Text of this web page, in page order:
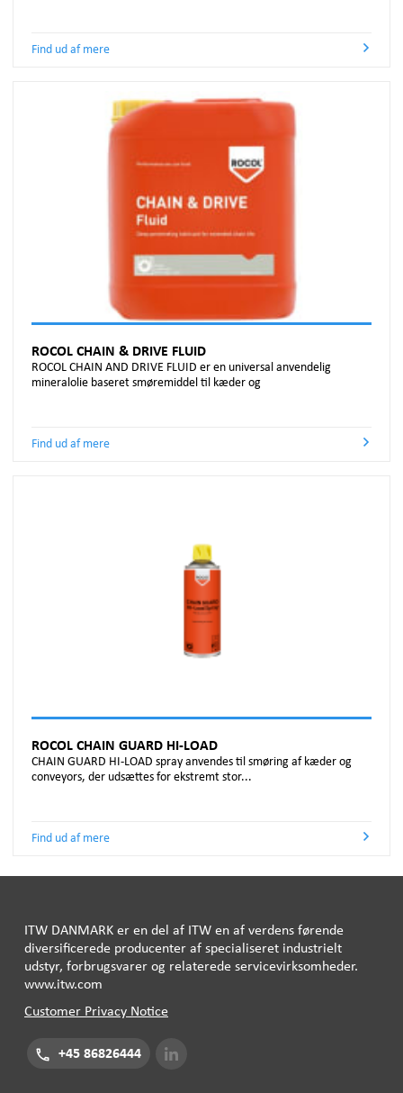
Find ud af mere
ROCOL CHAIN & DRIVE FLUID
ROCOL CHAIN AND DRIVE FLUID er en universal anvendelig
mineralolie baseret smøremiddel til kæder og
Find ud af mere
ROCOL CHAIN GUARD HI-LOAD
CHAIN GUARD HI-LOAD spray anvendes til smøring af kæder og
conveyors, der udsættes for ekstremt stor...
Find ud af mere
ITW DANMARK er en del af ITW en af ​​verdens førende
diversificerede producenter af specialiseret industrielt
udstyr, forbrugsvarer og relaterede servicevirksomheder.
www.itw.com
Customer Privacy Notice
+45 86826444